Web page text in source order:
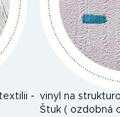
- vinyl na
Štuk ( ozdobná